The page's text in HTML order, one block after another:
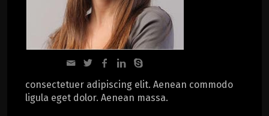
consectetuer adipiscing elit. Aenean commodo
ligula eget dolor. Aenean massa.